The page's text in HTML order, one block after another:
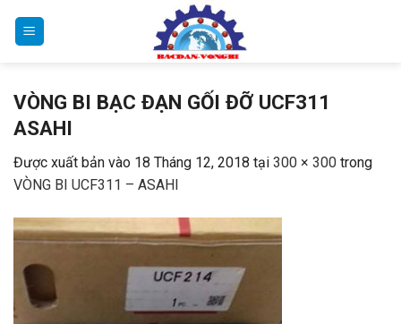
VÒNG BI BẠC ĐẠN GỐI ĐỠ UCF311
ASAHI
Được xuất bản vào 18 Tháng 12, 2018 tại 300 × 300 trong
VÒNG BI UCF311 – ASAHI